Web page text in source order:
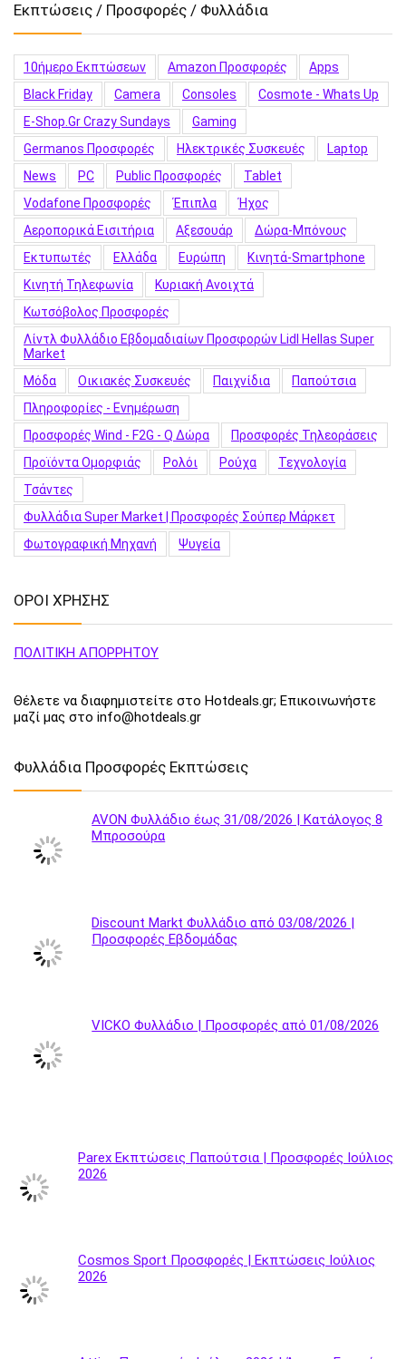
Εκπτώσεις / Προσφορές / Φυλλάδια
10ήμερο Εκπτώσεων Amazon Προσφορές
Apps
Black Friday
Camera Consoles
Cosmote - Whats Up
E-Shop.gr Crazy Sundays
Gaming
Germanos Προσφορές
Hλεκτρικές Συσκευές
Laptop
News
PC Public Προσφορές
Tablet
Vodafone Προσφορές
Έπιπλα
Ήχος
Αεροπορικά Εισιτήρια
Αξεσουάρ
Δώρα-Μπόνους
Εκτυπωτές
Ελλάδα Ευρώπη
Κινητά-Smartphone
Κινητή Τηλεφωνία
Κυριακή Ανοιχτά
Κωτσόβολος Προσφορές
Λίντλ Φυλλάδιο Εβδομαδιαίων Προσφορών Lidl Hellas Super
Market
Μόδα
Οικιακές Συσκευές Παιχνίδια
Παπούτσια
Πληροφορίες - Ενημέρωση
Προσφορές Wind - F2G - Q Δώρα
Προσφορές Τηλεοράσεις
Προϊόντα Ομορφιάς
Ρολόι Ρούχα
Τεχνολογία
Τσάντες
Φυλλάδια Super Market | Προσφορές Σούπερ Μάρκετ
Φωτογραφική Μηχανή
Ψυγεία
ΟΡΟΙ ΧΡΗΣΗΣ
ΠΟΛΙΤΙΚΗ ΑΠΟΡΡΗΤΟΥ
Θέλετε να διαφημιστείτε στο Hotdeals.gr; Επικοινωνήστε
μαζί μας στο info@hotdeals.gr
Φυλλάδια Προσφορές Εκπτώσεις
AVON Φυλλάδιο έως 31/08/2026 | Κατάλογος 8
Μπροσούρα
Discount Markt Φυλλάδιο από 03/08/2026 |
Προσφορές Εβδομάδας
VICKO Φυλλάδιο | Προσφορές από 01/08/2026
Parex Εκπτώσεις Παπούτσια | Προσφορές Ιούλιος
2026
Cosmos Sport Προσφορές | Εκπτώσεις Ιούλιος
2026